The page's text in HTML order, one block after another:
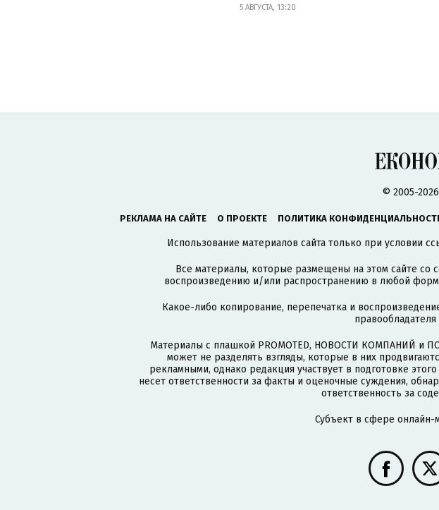
5 АВГУСТА, 13:20
© 2005-
РЕКЛАМА НА САЙТЕ О ПРОЕКТЕ ПОЛИТИКА
Использование материалов сайта только при условии
Все материалы, которые размещены на этом сайте со
воспроизведению и/или распространению в любой
Какое-либо копирование, перепечатка и
Материалы с плашкой PROMOTED, НОВОСТИ КОМПАНИЙ и
может не разделять взгляды, которые в них
рекламными, однако редакция участвует в подготовке
несет ответственности за факты и оценочные суждения,
ответственность за
Субъект в сфере онлайн-